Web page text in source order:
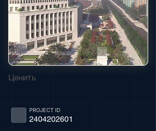
Ценить
2404202601
PROJECT ID